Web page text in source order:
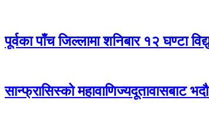
पूर्वका पाँच जिल्लामा शनिबार १२ घण्टा
सान्फ्रासिस्को महावाणिज्यदूतावासबाट